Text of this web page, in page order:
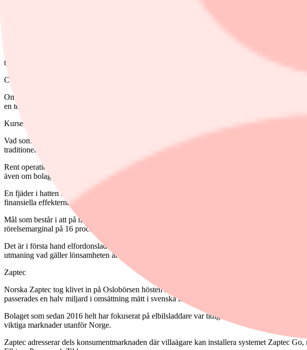
en tredjedel av laddutrustningen i Europa och USA mätt i omsättning, men bara 2 procent mätt i
Skulle bolaget infria det medellånga omsättnings- och lönsamhetsmålet hamnar med andra
tro hårt på fortsatt framgång internationellt bortom det tidsintervallet för att motivera en högre
CTEK
Om Kempowers börsintroduktion var het så var svenska CTEK:s kokande. Kombinationen
en teckningskurs på 69 kronor till som högst 175 kronor på premiärdagen i september.
Kursen har sedan varit uppe och hälsat på över 200 kronor innan luften började pysa ur och
Vad som är anmärkningsvärt med CTEK i sammanhanget är den låga andelen av
traditionella 12V-bilbatterier, med flera av de mest prestigefyllda biltillverkarna på kundlistan.
Rent operationellt har inte de rapporter som CTEK hunnit släppa efter noteringen varit
även om bolaget har kontrat med prishöjningar så väntas utmaningarna bestå och påverka ”de
En fjäder i hatten är å andra sidan det stora avtalet med General Motors som presenterades
finansiella effekterna ska dock redan vara med som en komponent i bolagets befintliga mål.
Mål som består i att på medellång sikt omsätta 2 miljarder kronor och nå en rörelsemarginal
rörelsemarginal på 16 procent.
Det är i första hand elfordonsladdarna, med energibolag och fastighetsägare som viktiga
utmaning vad gäller lönsamheten är dock att elbilsladdarna i nuläget gör förluster så ska det
Zaptec
Norska Zaptec tog klivet in på Oslobörsen hösten 2020 och erbjuder precis som Kempower
passerades en halv miljard i omsättning mätt i svenska kronor – vilket var mer än en dubbling
Bolaget som sedan 2016 helt har fokuserat på elbilsladdare var tidigare en inhemsk spelare
viktiga marknader utanför Norge.
Zaptec adresserar dels konsumentmarknaden där villaägare kan installera systemet Zaptec